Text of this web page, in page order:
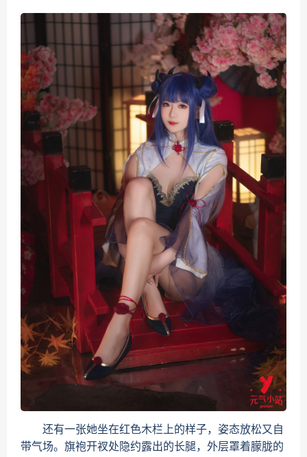
还有一张她坐在红色木栏上的样子，姿态放松又自
带气场。旗袍开衩处隐约露出的长腿，外层罩着朦胧的